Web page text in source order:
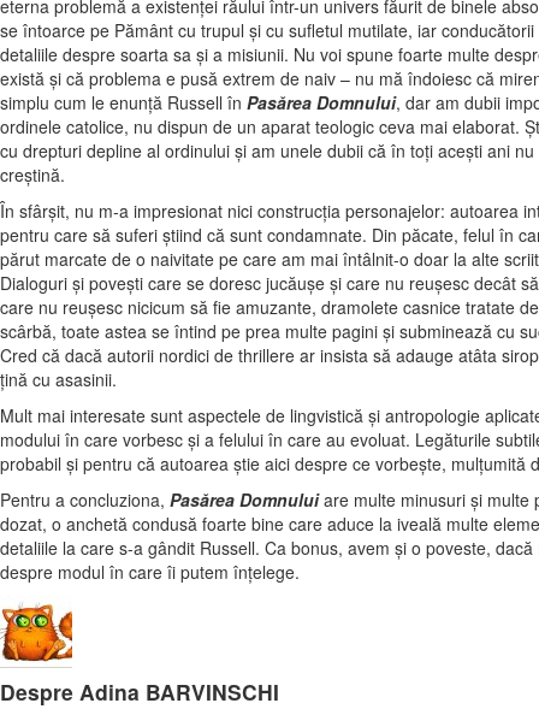
eterna problemă a existenţei răului într-un univers făurit de binele
se întoarce pe Pământ cu trupul şi cu sufletul mutilate, iar
detaliile despre soarta sa şi a misiunii. Nu voi spune foarte multe
există şi că problema e pusă extrem de naiv – nu mă îndoiesc că
simplu cum le enunţă Russell în Pasărea Domnului, dar am dubii
ordinele catolice, nu dispun de un aparat teologic ceva mai elaborat.
cu drepturi depline al ordinului şi am unele dubii că în toţi aceşti ani
creştină.
În sfârşit, nu m-a impresionat nici construcţia personajelor: autoarea
pentru care să suferi ştiind că sunt condamnate. Din păcate, felul în
părut marcate de o naivitate pe care am mai întâlnit-o doar la alte
Dialoguri şi poveşti care se doresc jucăuşe şi care nu reuşesc decât
care nu reuşesc nicicum să fie amuzante, dramolete casnice tratate
scârbă, toate astea se întind pe prea multe pagini şi subminează cu
Cred că dacă autorii nordici de thrillere ar insista să adauge atâta
ţină cu asasinii.
Mult mai interesate sunt aspectele de lingvistică şi antropologie
modului în care vorbesc şi a felului în care au evoluat. Legăturile
probabil şi pentru că autoarea ştie aici despre ce vorbeşte, mulţumită
Pentru a concluziona, Pasărea Domnuluiare multe minusuri şi multe
dozat, o anchetă condusă foarte bine care aduce la iveală multe
detaliile la care s-a gândit Russell. Ca bonus, avem şi o poveste,
despre modul în care îi putem înţelege.
Despre Adina BARVINSCHI